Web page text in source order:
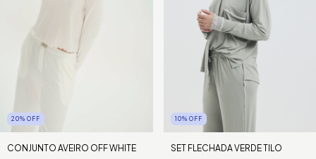
20% OFF
CONJUNTO AVEIRO OFF WHITE
10% OFF
SET FLECHADA VERDE TILO